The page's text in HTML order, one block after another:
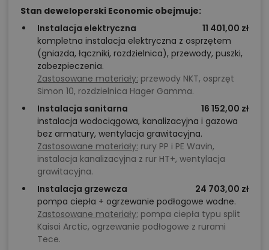
parametrach,
optymalizacja kosztów budowy domu według
tego projektu,
informacje szczegółowe - np. wymiary
pomieszczeń, instalacje, materiały?
Zadzwoń52 384 49 90lub NAPISZ
Stan deweloperski Economic obejmuje:
Instalacja elektryczna
11 401,00 zł
kompletna instalacja elektryczna z osprzętem
(gniazda, łączniki, rozdzielnica), przewody, puszki,
zabezpieczenia.
Zastosowane materiały: przewody NKT, osprzęt
Simon 10, rozdzielnica Hager Gamma.
Instalacja sanitarna
16 152,00 zł
instalacja wodociągowa, kanalizacyjna i gazowa
bez armatury, wentylacja grawitacyjna.
Zastosowane materiały: rury PP i PE Wavin,
instalacja kanalizacyjna z rur HT+, wentylacja
grawitacyjna.
Instalacja grzewcza
24 703,00 zł
pompa ciepła + ogrzewanie podłogowe wodne.
Zastosowane materiały: pompa ciepła typu split
Kaisai Arctic, ogrzewanie podłogowe z rurami
Tece.